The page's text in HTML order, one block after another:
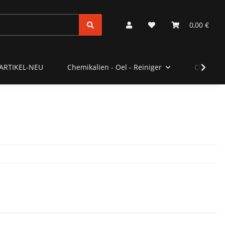
0,00 €
NEU Chemikalien - Oel - Reiniger